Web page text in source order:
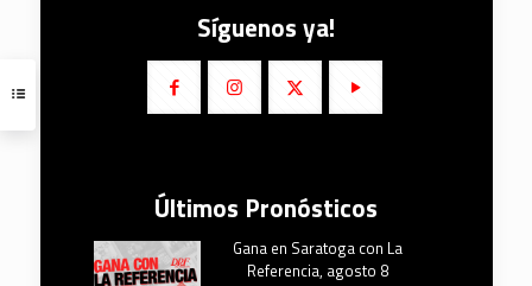
Síguenos ya!
Últimos Pronósticos
Gana en Saratoga con La
Referencia, agosto 8